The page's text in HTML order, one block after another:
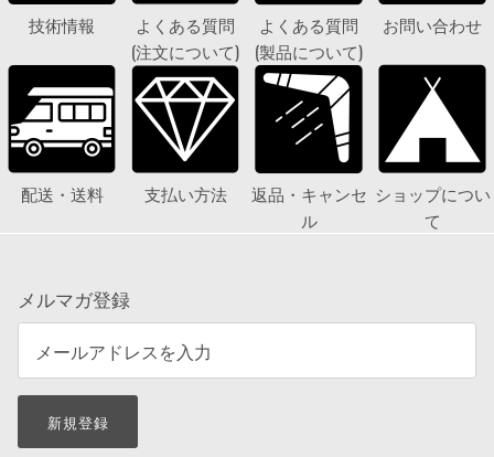
技術情報
よくある質問
(注文について)
よくある質問
(製品について)
お問い合わせ
配送・送料 支払い方法
返品・キャンセ
ル
ショップについ
て
メルマガ登録
新規登録